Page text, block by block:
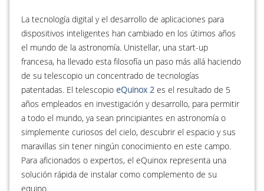
La tecnología digital y el desarrollo de aplicaciones para
dispositivos inteligentes han cambiado en los útimos años
el mundo de la astronomía. Unistellar, una start-up
francesa, ha llevado esta filosofía un paso más allá haciendo
de su telescopio un concentrado de tecnologías
patentadas. El telescopio eQuinox 2 es el resultado de 5
años empleados en investigación y desarrollo, para permitir
a todo el mundo, ya sean principiantes en astronomía o
simplemente curiosos del cielo, descubrir el espacio y sus
maravillas sin tener ningún conocimiento en este campo.
Para aficionados o expertos, el eQuinox representa una
solución rápida de instalar como complemento de su
equipo.